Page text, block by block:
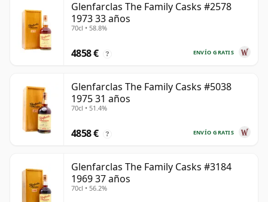
Glenfarclas The Family Casks #2578
1973 33 años
70cl • 58.8%
ENVÍO GRATIS
4858 € ?
Glenfarclas The Family Casks #5038
1975 31 años
70cl • 51.4%
ENVÍO GRATIS
4858 € ?
Glenfarclas The Family Casks #3184
1969 37 años
70cl • 56.2%